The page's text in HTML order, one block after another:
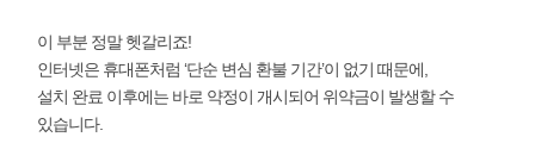
이 부분 정말 헷갈리죠!
인터넷은 휴대폰처럼 ‘단순 변심 환불 기간’이 없기 때문에,
설치 완료 이후에는 바로 약정이 개시되어 위약금이 발생할 수
있습니다.